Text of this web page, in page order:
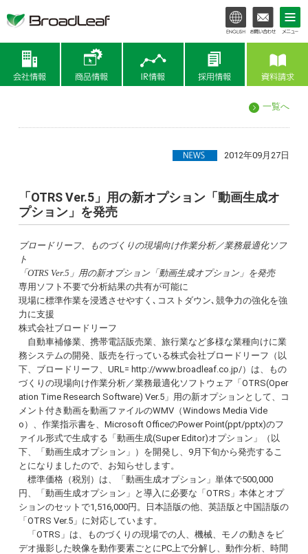
商品情報
一覧へ
2012年09月27日
「OTRS Ver.5」用の新オプション「動画生成オ
プション」を発売
ブロードリーフ、ものづくりの現場向け作業分析／業務最適化ソフ
ト
「OTRS Ver.5」用の新オプション「動画生成オプション」を発売
専用ソフト不要で分析結果の共有が可能に
現場に標準作業を浸透させやすく､コストダウン､競争力の強化を強
力に支援
株式会社ブロードリーフ
自動車補修業、携帯電話販売業、旅行業など多様な業種向けに業
務システムの開発、販売を行っている株式会社ブロードリーフ（以
下、ブロードリーフ、URL= http://www.broadleaf.co.jp/）は、もの
づくりの現場向け作業分析／業務最適化ソフトウェア「OTRS(Oper
ation Time Research Software) Ver.5」用の新オプションとして、コ
メント付き動画を動画ファイルのWMV（Windows Media Vide
o）、作業指示書を、Microsoft OfficeのPower Point(ppt/pptx)のフ
ァイル形式で生成する「動画生成(Super Editor)オプション」（以
下、「動画生成オプション」）を開発し、9月下旬から発売するこ
とになりましたので、お知らせします。
標準価格（税別）は、「動画生成オプション」単体で500,000
円、「動画生成オプション」と導入に必要な「OTRS」本体とオプ
ションのセットで1,516,000円。日本語版の他、英語版と中国語版の
「OTRS Ver.5」に対応しています。
「OTRS」は、ものづくりの現場での人、機械、モノの動きをビ
デオ撮影した映像を動作要素ごとにPC上で分解し、動作分析、時間